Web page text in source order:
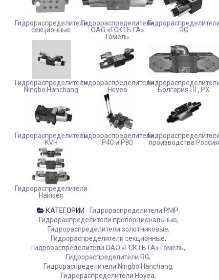
С ДНЕМ ВЕЛИКОЙ ПОБЕДЫ!
09.05.2020
От всей души поздравляем Вас с
праздником 9 мая! В память о
подвиге наших отцов и дедов
ЧИТАТЬ ДАЛЕЕ →
МАСЛООХЛАДИТЕЛЬ-
ТЕПЛООБМЕННИК
08.04.2020
ОМСНАБ
появившуюся на
доступным ценам -
маслоохладитель...
Гидрораспределители
секционные
Гидрораспределители
ОАО «ГСКТБ ГА»
Гомель
RG
Гидрораспределители
Ningbo Hanchang
Гидрораспределители
Hoyea
Болгария ПГ, РХ
Гидрораспределитель
KVH
Гидрораспределители
Р40 и Р80
производства Россия
Гидрораспределители
Hairisen
КАТЕГОРИИ
Гидрораспределители РМР
Гидрораспределители пропорциональные
Гидрораспределители золотниковые
Гидрораспределители секционные
Гидрораспределители ОАО «ГСКТБ ГА» Гомель
Гидрораспределители RG
Гидрораспределители Ningbo Hanchang
Гидрораспределители Hoyea